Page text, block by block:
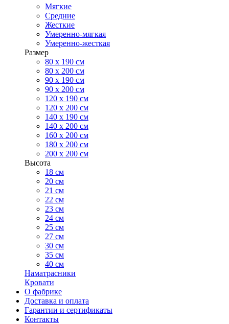
Мягкие
Средние
Жесткие
Умеренно-мягкая
Умеренно-жесткая
Размер
80 х 190 см
80 х 200 см
90 х 190 см
90 х 200 см
120 х 190 см
120 х 200 см
140 х 190 см
140 х 200 см
160 х 200 см
180 х 200 см
200 х 200 см
Высота
18 см
20 см
21 см
22 см
23 см
24 см
25 см
27 см
30 см
35 см
40 см
Наматрасники
Кровати
О фабрике
Доставка и оплата
Гарантии и сертификаты
Контакты